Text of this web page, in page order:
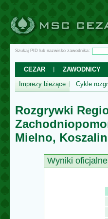
Szukaj PID lub nazwisko zawodnika:
CEZAR ZAWODNICY
Imprezy bieżące
Cykle
Rozgrywki
Mielno,
Wyniki